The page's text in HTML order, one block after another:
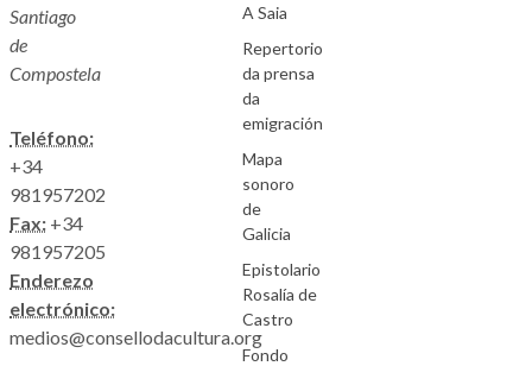
Santiago
de
Compostela
Teléfono:
+34
981957202
Fax: +34
981957205
Enderezo
electrónico:
medios@consellodacultura.org
A Saia
Repertorio
da prensa
da
emigración
Mapa
sonoro
de
Galicia
Epistolario
Rosalía de
Castro
Fondo